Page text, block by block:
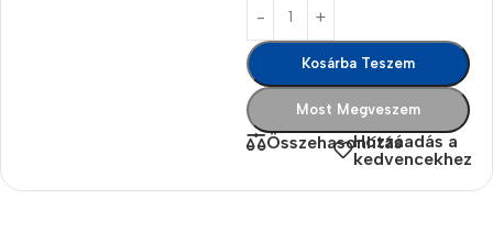
Kosárba Teszem
Most Megveszem
ÖsszehasonlításHozzáadás a
kedvencekhez